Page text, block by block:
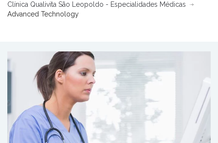
Clínica Qualivita São Leopoldo - Especialidades Médicas
Advanced Technology